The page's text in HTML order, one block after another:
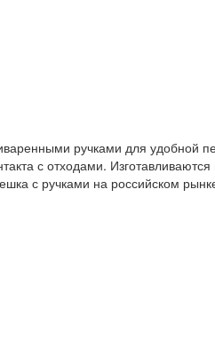
ручками для удобной
с отходами.
с ручками на российском